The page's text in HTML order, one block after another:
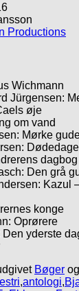
Productions
Wichmann
Jürgensen:
øje
om vand
Mørke
dagbog
Den grå
Kazul
konge
Oprørere
yderste
Bøger
,antologi,